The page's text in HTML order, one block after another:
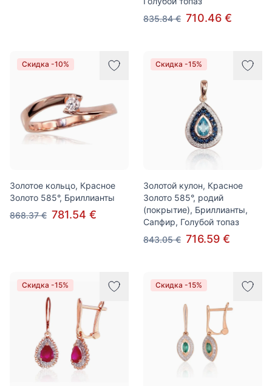
835.84 € 710.46 €
Скидка -10%
Золотое кольцо, Красное
Золото 585°, Бриллианты
868.37 € 781.54 €
Скидка -15%
Золотой кулон, Красное
Золото 585°, родий
(покрытие), Бриллианты,
Сапфир, Голубой топаз
843.05 € 716.59 €
Скидка -15% Скидка -15%